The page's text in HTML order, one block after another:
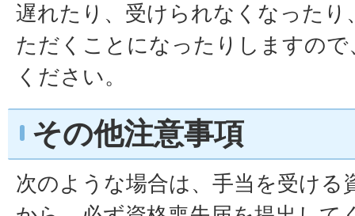
遅れたり、受けられなくなったり
ただくことになったりしますの
ください。
その他注意事項
次のような場合は、手当を受ける